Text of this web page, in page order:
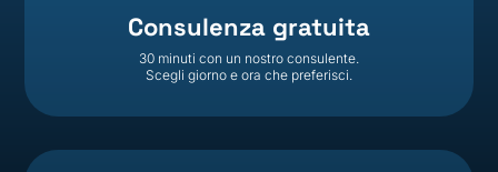
Consulenza gratuita
30 minuti con un nostro consulente.
Scegli giorno e ora che preferisci.